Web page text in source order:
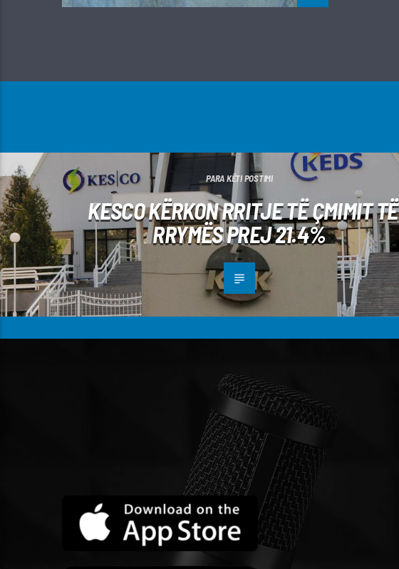
PARA KËTI POSTIMI
KESCO KËRKON RRITJE TË ÇMIMIT TË
RRYMËS PREJ 21.4%